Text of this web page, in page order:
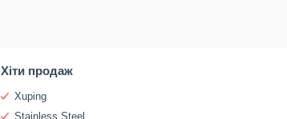
Хіти продаж
Xuping
Stainless Steel